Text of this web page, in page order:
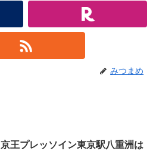
みつまめ
京王プレッソイン東京駅八重洲は